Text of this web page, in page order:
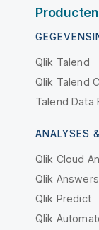
Producten
Qlik Talend
Qlik Talend
Talend Data
ANALYSES
Qlik Cloud
Qlik Answers
Qlik Predict
Qlik